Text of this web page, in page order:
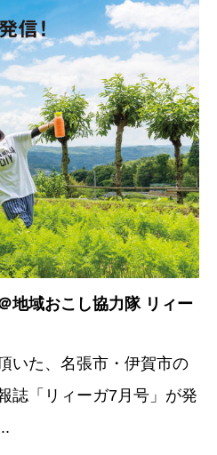
地域おこし協力隊 リィー
いた、名張市・伊賀市の
誌「リィーガ7月号」が発